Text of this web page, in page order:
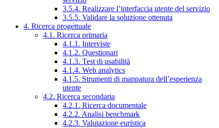
3.5.4. Realizzare l’interfaccia utente del servizio
3.5.5. Validare la soluzione ottenuta
4. Ricerca progettuale
4.1. Ricerca primaria
4.1.1. Interviste
4.1.2. Questionari
4.1.3. Test di usabilità
4.1.4. Web analytics
4.1.5. Strumenti di mappatura dell’esperienza
utente
4.2. Ricerca secondaria
4.2.1. Ricerca documentale
4.2.2. Analisi benchmark
4.2.3. Valutazione euristica